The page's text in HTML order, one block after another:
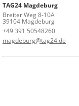
TAG24 Magdeburg
Breiter Weg 8-10A
39104 Magdeburg
+49 391 50548260
magdeburg@tag24.de